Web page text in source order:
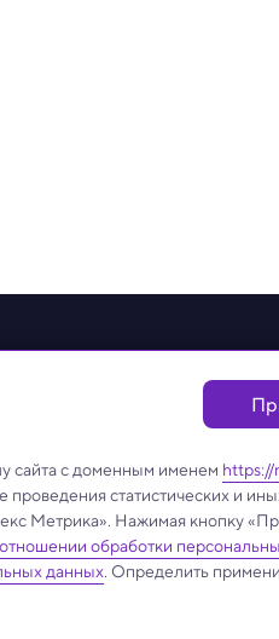
об авторском праве и
. Адрес для
сайта с доменным именем https://
статистических и
Метрика». Нажимая кнопку
обработки
данных. Определить